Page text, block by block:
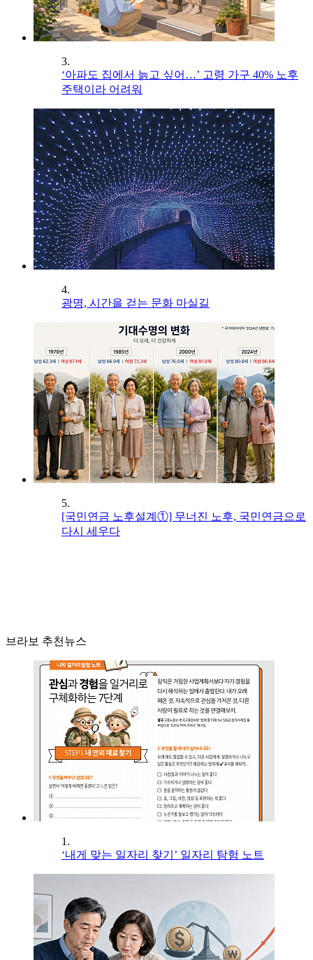
3.
‘아파도 집에서 늙고 싶어…’ 고령 가구 40% 노후
주택이라 어려워
4.
광명, 시간을 걷는 문화 마실길
5.
[국민연금 노후설계①] 무너진 노후, 국민연금으로
다시 세우다
브라보 추천뉴스
1.
‘내게 맞는 일자리 찾기’ 일자리 탐험 노트